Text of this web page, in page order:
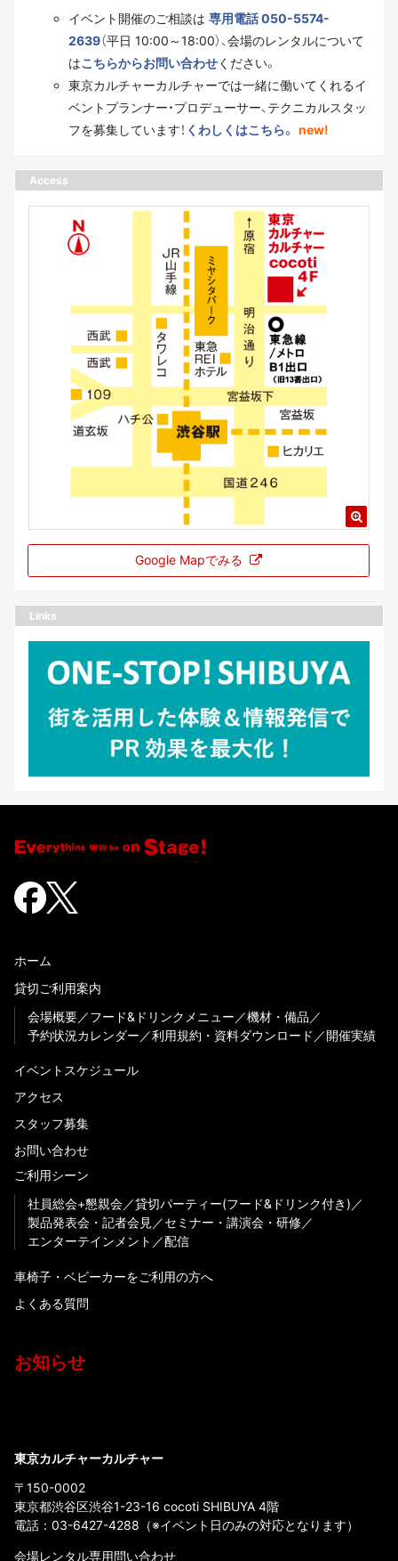
イベント開催のご相談は 専用電話 050-5574-
2639（平日 10:00～18:00）、会場のレンタルについて
はこちらからお問い合わせください。
東京カルチャーカルチャーでは一緒に働いてくれるイ
ベントプランナー・プロデューサー、テクニカルスタッ
フを募集しています！ くわしくはこちら。 new!
Access
Google Mapでみる
Links
ホーム
貸切ご利用案内
会場概要
フード&ドリンクメニュー
機材・備品
予約状況カレンダー
利用規約・資料ダウンロード 開催実績
イベントスケジュール
アクセス
スタッフ募集
お問い合わせ
ご利用シーン
社員総会+懇親会
貸切パーティー(フード&ドリンク付き)
製品発表会・記者会見
セミナー・講演会・研修
エンターテインメント
配信
車椅子・ベビーカーをご利用の方へ
よくある質問
お知らせ
東京カルチャーカルチャー
〒150-0002
東京都渋谷区渋谷1-23-16 cocoti SHIBUYA 4階
電話： 03-6427-4288 （※イベント日のみの対応となります）
会場レンタル専用問い合わせ